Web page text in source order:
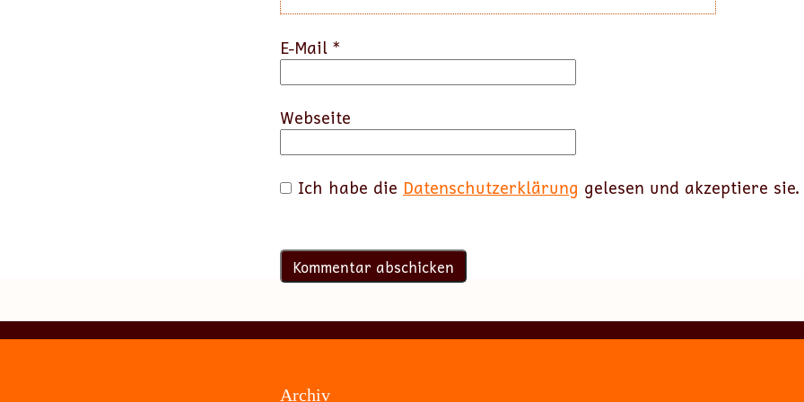
E-Mail *
Webseite
Ich habe die Datenschutzerklärung gelesen und akzeptiere sie.
Archiv